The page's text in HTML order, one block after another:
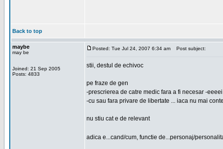
Back to top
maybe
may be
Joined: 21 Sep 2005
Posts: 4833
Posted: Tue Jul 24, 2007 6:34 am Post subject:
stii, destul de echivoc
pe fraze de gen
-prescrierea de catre medic fara a fi necesar -
-cu sau fara privare de libertate ... iaca nu mai
nu stiu cat e de relevant
adica e...cand/cum, functie de...personaj/